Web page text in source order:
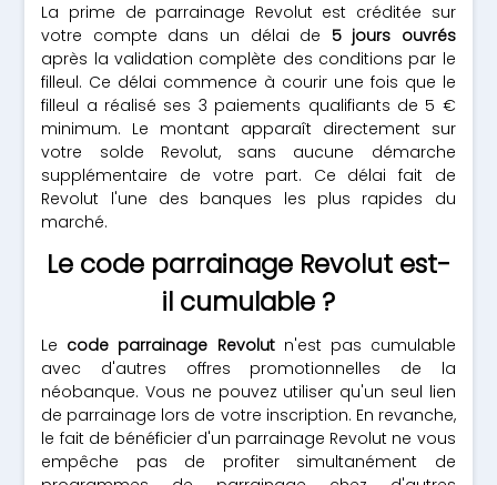
La prime de parrainage Revolut est créditée sur
votre compte dans un délai de 5 jours ouvrés
après la validation complète des conditions par le
filleul. Ce délai commence à courir une fois que le
filleul a réalisé ses 3 paiements qualifiants de 5 €
minimum. Le montant apparaît directement sur
votre solde Revolut, sans aucune démarche
supplémentaire de votre part. Ce délai fait de
Revolut l'une des banques les plus rapides du
marché.
Le code parrainage Revolut est-
il cumulable ?
Le code parrainage Revolutn'est pas cumulable
avec d'autres offres promotionnelles de la
néobanque. Vous ne pouvez utiliser qu'un seul lien
de parrainage lors de votre inscription. En revanche,
le fait de bénéficier d'un parrainage Revolut ne vous
empêche pas de profiter simultanément de